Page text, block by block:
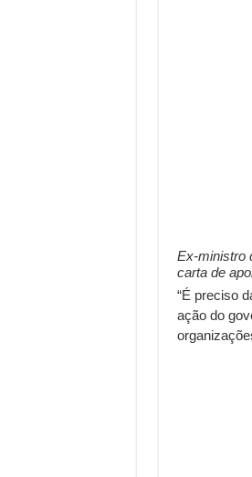
Ex-ministro
carta de
“É preciso
ação do